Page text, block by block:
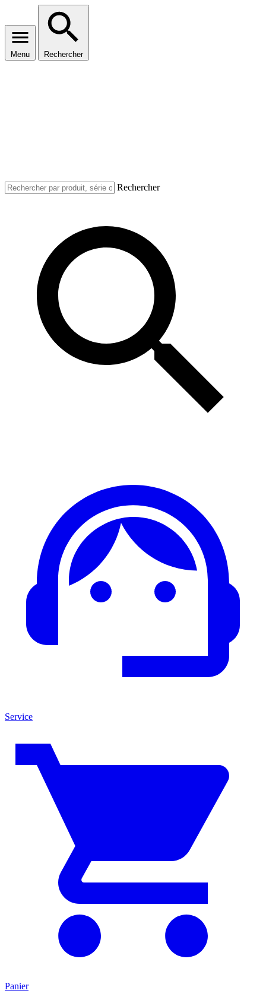
Menu Rechercher
Rechercher
Service
Panier